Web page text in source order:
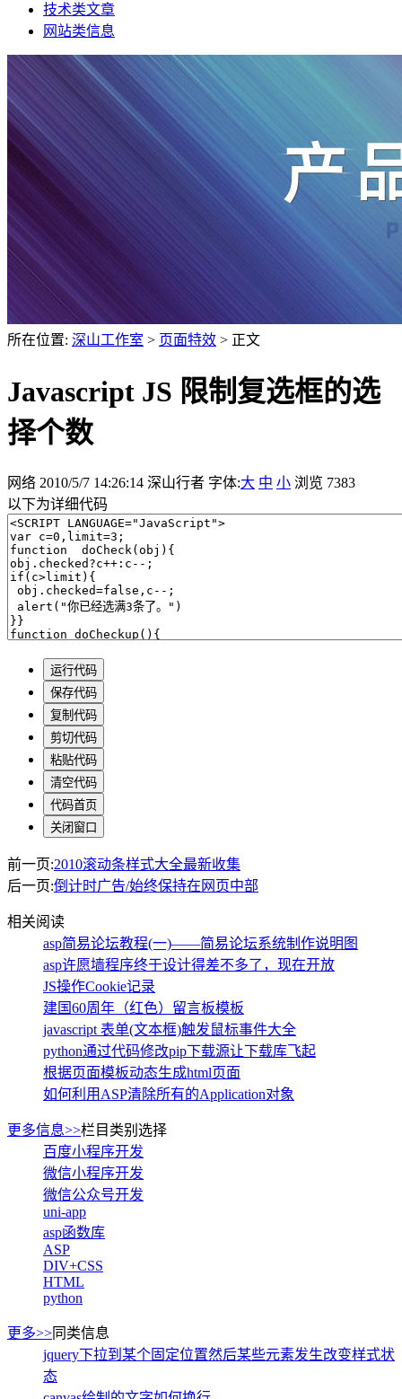
技术类文章
网站类信息
所在位置: 深山工作室 > 页面特效 > 正文
Javascript JS 限制复选框的选
择个数
网络 2010/5/7 14:26:14 深山行者 字体:大 中 小 浏览 7383
以下为详细代码
前一页:2010滚动条样式大全最新收集
后一页:倒计时广告/始终保持在网页中部
相关阅读
asp简易论坛教程(一)——简易论坛系统制作说明图
asp许愿墙程序终于设计得差不多了，现在开放
JS操作Cookie记录
建国60周年（红色）留言板模板
javascript 表单(文本框)触发鼠标事件大全
python通过代码修改pip下载源让下载库飞起
根据页面模板动态生成html页面
如何利用ASP清除所有的Application对象
更多信息>>栏目类别选择
百度小程序开发
微信小程序开发
微信公众号开发
uni-app
asp函数库
ASP
DIV+CSS
HTML
python
更多>>同类信息
jquery下拉到某个固定位置然后某些元素发生改变样式状
态